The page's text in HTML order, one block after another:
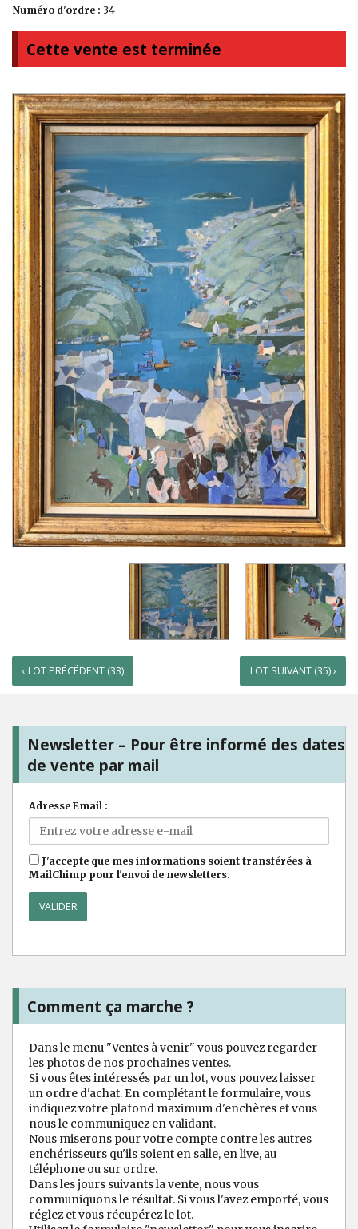
Numéro d'ordre : 34
Cette vente est terminée
‹ LOT PRÉCÉDENT (33) LOT SUIVANT (35) ›
Newsletter – Pour être informé des dates
de vente par mail
Adresse Email :
J'accepte que mes informations soient transférées à
MailChimp pour l'envoi de newsletters.
Comment ça marche ?
Dans le menu "Ventes à venir" vous pouvez regarder
les photos de nos prochaines ventes.
Si vous êtes intéressés par un lot, vous pouvez laisser
un ordre d'achat. En complétant le formulaire, vous
indiquez votre plafond maximum d'enchères et vous
nous le communiquez en validant.
Nous miserons pour votre compte contre les autres
enchérisseurs qu'ils soient en salle, en live, au
téléphone ou sur ordre.
Dans les jours suivants la vente, nous vous
communiquons le résultat. Si vous l'avez emporté, vous
réglez et vous récupérez le lot.